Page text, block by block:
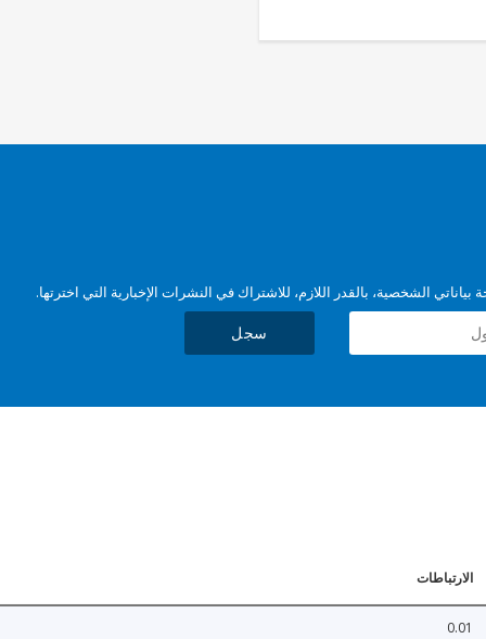
الشخصية، بالقدر اللازم، للاشتراك في النشرات الإخبارية التي اخترتها.
سجل
الارتباطات
0.01